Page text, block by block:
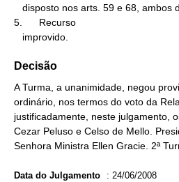
5.      Recurso
   improvido.
Decisão
A Turma, a unanimidade, negou
ordinário, nos termos do voto da
justificadamente, neste julgamento,
Cezar Peluso e Celso de Mello.
Senhora Ministra Ellen Gracie. 2ª
Data do Julgamento : 24/06/2008